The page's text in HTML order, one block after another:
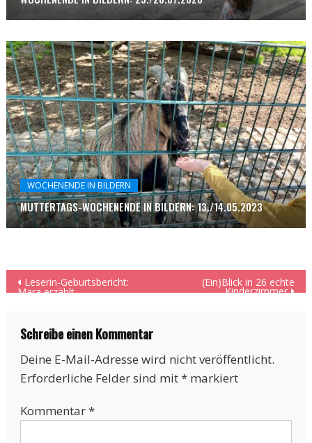
WOCHENENDE IN BILDERN
MUTTERTAGS-WOCHENENDE IN BILDERN: 13./14.05.2023
Beitragsnavigation
Leserin-Geburtsbericht:
Mara erzählt
(Ein)Blick in 26 echte
Kinderzimmer
Schreibe einen Kommentar
Deine E-Mail-Adresse wird nicht veröffentlicht.
Erforderliche Felder sind mit*markiert
Kommentar*